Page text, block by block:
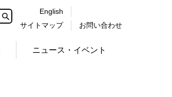
English
サイトマップ
お問い合わせ
ニュース・イベント